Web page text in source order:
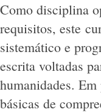
Como disciplina
requisitos, este
sistemático e
escrita voltadas
humanidades.
básicas de